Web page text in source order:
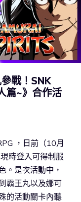
戰！SNK
篇~》合作活
，日前（10月
時登入可得制服
。是次活動中，
霸王丸以及娜可
的活動關卡內聽